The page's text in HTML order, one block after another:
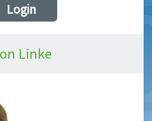
Login
Linke